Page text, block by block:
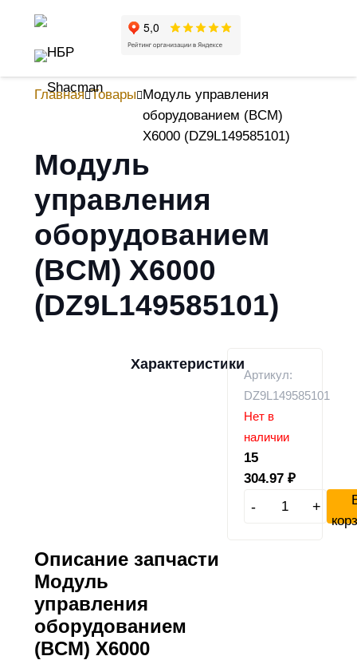
Главная Товары Модуль управления
оборудованием (BCM)
X6000 (DZ9L149585101)
Модуль
управления
оборудованием
(BCM) X6000
(DZ9L149585101)
Характеристики
Артикул:
DZ9L149585101
Нет в
наличии
15
304.97 ₽
- +
Описание запчасти
Модуль
управления
оборудованием
(BCM) X6000